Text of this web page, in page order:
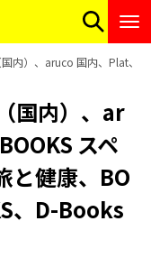
内）、aruco 国内、Plat、
国内）、ar
スペ
と健康、BO
、D-Books